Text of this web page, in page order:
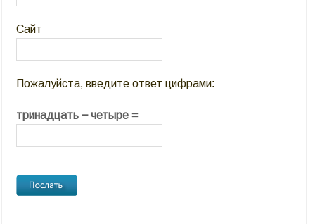
Сайт
Пожалуйста, введите ответ цифрами:
тринадцать − четыре =